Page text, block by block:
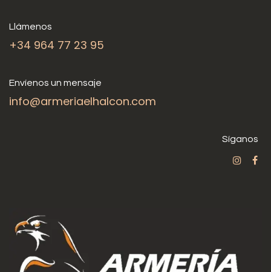
Llámenos
+34 964 77 23 95
Envíenos un mensaje
info@armeriaelhalcon.com
Síganos